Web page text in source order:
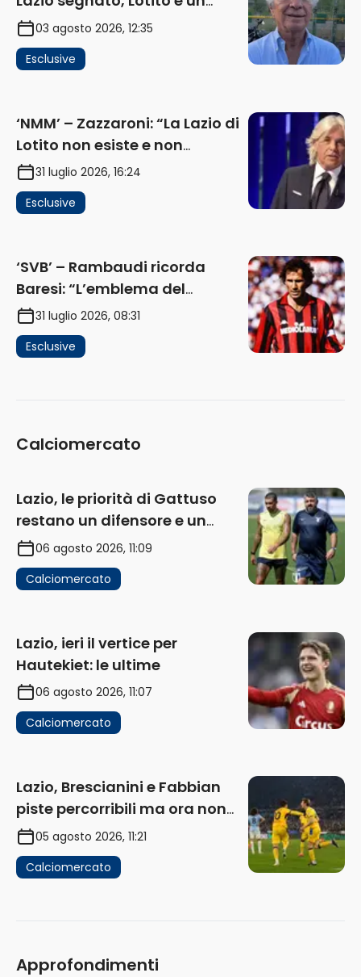
problema, la chiave sono
Flaminio e politica. La protesta
e gli interessi dei fondi”
03 agosto 2026, 12:35
Esclusive
‘NMM’ – Zazzaroni: “La Lazio di
Lotito non esiste e non
funziona più. E’ ora di lasciare,
ma lui non ascolta. Pignataro?
Ho verificato…” (AUDIO)
31 luglio 2026, 16:24
Esclusive
‘SVB’ – Rambaudi ricorda
Baresi: “L’emblema del
difensore moderno completo.
Lui è il Milan” (AUDIO)
31 luglio 2026, 08:31
Esclusive
Calciomercato
Lazio, le priorità di Gattuso
restano un difensore e un
centravanti: proposto Esposito
06 agosto 2026, 11:09
Calciomercato
Lazio, ieri il vertice per
Hautekiet: le ultime
06 agosto 2026, 11:07
Calciomercato
Lazio, Brescianini e Fabbian
piste percorribili ma ora non
sono la priorità
05 agosto 2026, 11:21
Calciomercato
Approfondimenti